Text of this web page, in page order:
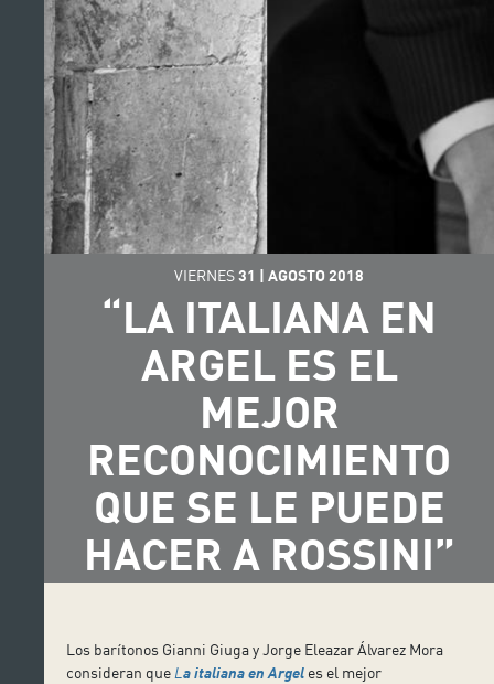
VIERNES31 | AGOSTO 2018
“LA ITALIANA EN
ARGEL ES EL
MEJOR
RECONOCIMIENTO
QUE SE LE PUEDE
HACER A ROSSINI”
Los barítonos Gianni Giuga y Jorge Eleazar Álvarez Mora
consideran que La italiana en Argel es el mejor